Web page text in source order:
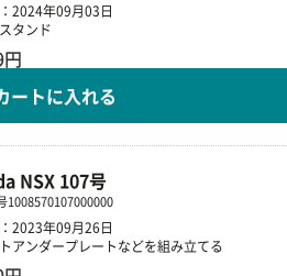
2024年09月03日
タンド
ートに入れる
NSX 107号
1008570107000000
2023年09月26日
アンダープレートなどを組み立てる